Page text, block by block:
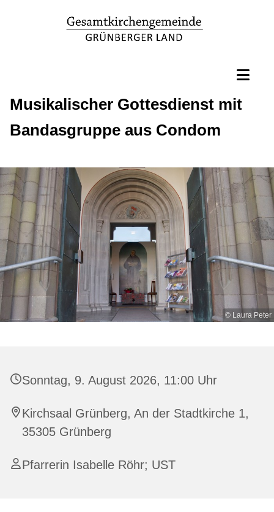
Musikalischer Gottesdienst mit
Bandasgruppe aus Condom
© Laura Peter
Sonntag, 9. August 2026, 11:00 Uhr
Kirchsaal Grünberg, An der Stadtkirche 1,
35305 Grünberg
Pfarrerin Isabelle Röhr; UST